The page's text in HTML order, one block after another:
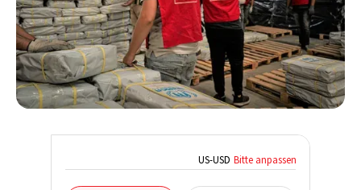
US-USD Bitte anpassen